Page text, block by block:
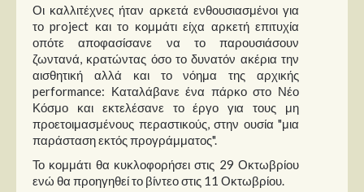
Εκτός Συνόρων
Νέα
Στήλες
Polls
Blog
Οι καλλιτέχνες ήταν αρκετά ενθουσιασμένοι για
το project και το κομμάτι είχα αρκετή επιτυχία
οπότε αποφασίσανε να το παρουσιάσουν
ζωντανά, κρατώντας όσο το δυνατόν ακέρια την
αισθητική αλλά και το νόημα της αρχικής
performance: Καταλάβανε ένα πάρκο στο Νέο
Κόσμο και εκτελέσανε το έργο για τους μη
προετοιμασμένους περαστικούς, στην ουσία "μια
παράσταση εκτός προγράμματος".
Το κομμάτι θα κυκλοφορήσει στις 29 Οκτωβρίου
ενώ θα προηγηθεί το βίντεο στις 11 Οκτωβρίου.